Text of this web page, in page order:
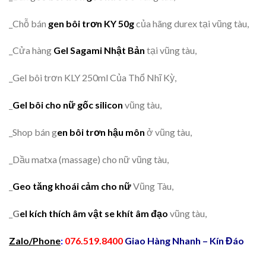
_Chỗ bán gen bôi trơn KY 50gcủa hãng durex tại vũng tàu,
_Cửa hàng Gel Sagami Nhật Bản tại vũng tàu,
_Gel bôi trơn KLY 250ml Của Thổ Nhĩ Kỳ,
Gel bôi cho nữ gốc silicon vũng tàu,
_Shop bán gen bôi trơn hậu môn ở vũng tàu,
_Dầu matxa (massage) cho nữ vũng tàu,
Geo tăng khoái cảm cho nữVũng Tàu,
Gel kích thích âm vật se khít âm đạo vũng tàu,
Zalo/Phone: 076.519.8400 Giao Hàng Nhanh – Kín Đáo